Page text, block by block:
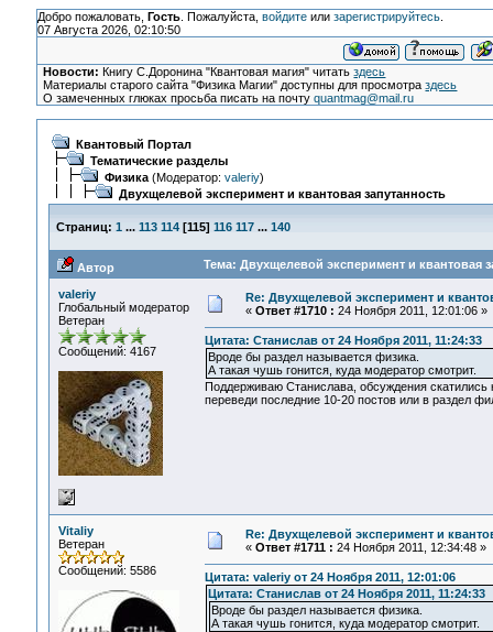
Добро пожаловать, Гость. Пожалуйста, войдитеили зарегистрируйтесь.
07 Августа 2026, 02:10:50
Новости: Книгу С.Доронина "Квантовая магия" читатьздесь
Материалы старого сайта "Физика Магии" доступны для просмотраздесь
О замеченных глюках просьба писать на почтуquantmag@mail.ru
Квантовый Портал
Тематические разделы
Физика(Модератор: valeriy)
Двухщелевой эксперимент и квантовая запутанность
Страниц: 1 ... 113 114[115] 116 117 ... 140
Автор Тема: Двухщелевой эксперимент и квантовая
valeriy
Глобальный модератор
Ветеран
Сообщений: 4167
Re: Двухщелевой эксперимент и
« Ответ #1710 : 24 Ноября 2011, 12:01:06 »
Цитата: Станислав от 24 Ноября 2011, 11:24:33
Вроде бы раздел называется физика.
А такая чушь гонится, куда модератор смотрит.
Поддерживаю Станислава, обсуждения
переведи последние 10-20 постов или в раздел
Vitaliy
Ветеран
Сообщений: 5586
Re: Двухщелевой эксперимент и
« Ответ #1711 : 24 Ноября 2011, 12:34:48 »
Цитата: valeriy от 24 Ноября 2011, 12:01:06
Цитата: Станислав от 24 Ноября 2011, 11:24:33
Вроде бы раздел называется физика.
А такая чушь гонится, куда модератор смотрит.